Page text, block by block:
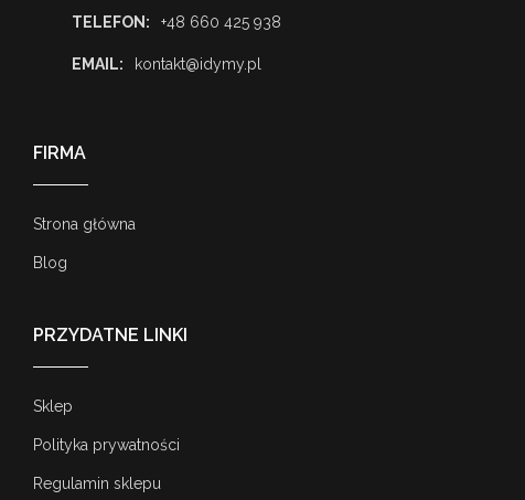
TELEFON: +48 660 425 938
EMAIL: kontakt@idymy.pl
FIRMA
Strona główna
Blog
PRZYDATNE LINKI
Sklep
Polityka prywatności
Regulamin sklepu